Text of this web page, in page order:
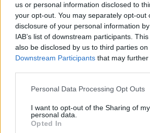
us or personal information disclosed to
your opt-out. You may separately opt-out
disclosure of your personal information
IAB’s list of downstream participants.
also be disclosed by us to third parties on
Downstream Participants that may
Personal Data Processing Opt Outs
I want to opt-out of the Sharing of my
personal data.
Opted In
gość
Obtarcie blon sluzowych
Obtarcie blon sluzowych
seksu.Krew poleciala i jest
sikania i napuchniete .Jaka
pacjentki